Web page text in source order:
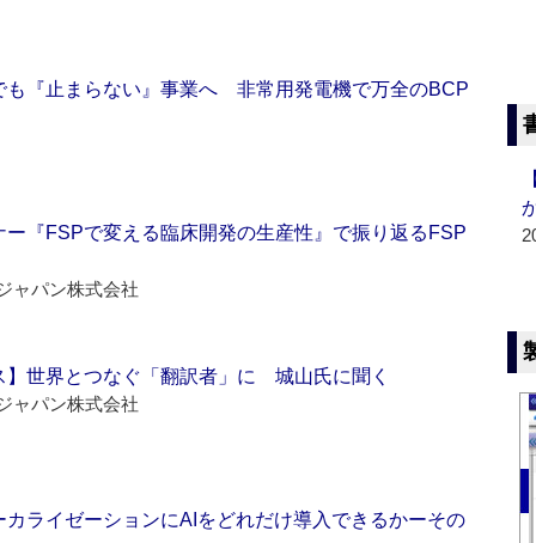
も『止まらない』事業へ 非常用発電機で万全のBCP
『FSPで変える臨床開発の生産性』で振り返るFSP
ャパン株式会社
】世界とつなぐ「翻訳者」に 城山氏に聞く
ャパン株式会社
ライゼーションにAIをどれだけ導入できるかーその